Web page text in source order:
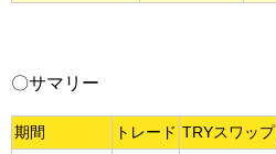
〇サマリー
期間 トレード TRYスワップ